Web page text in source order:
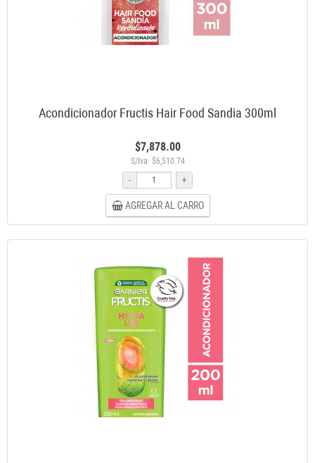
Acondicionador Fructis Hair Food Sandia 300ml
$7,878.00
S/Iva: $6,510.74
-
+
AGREGAR AL CARRO